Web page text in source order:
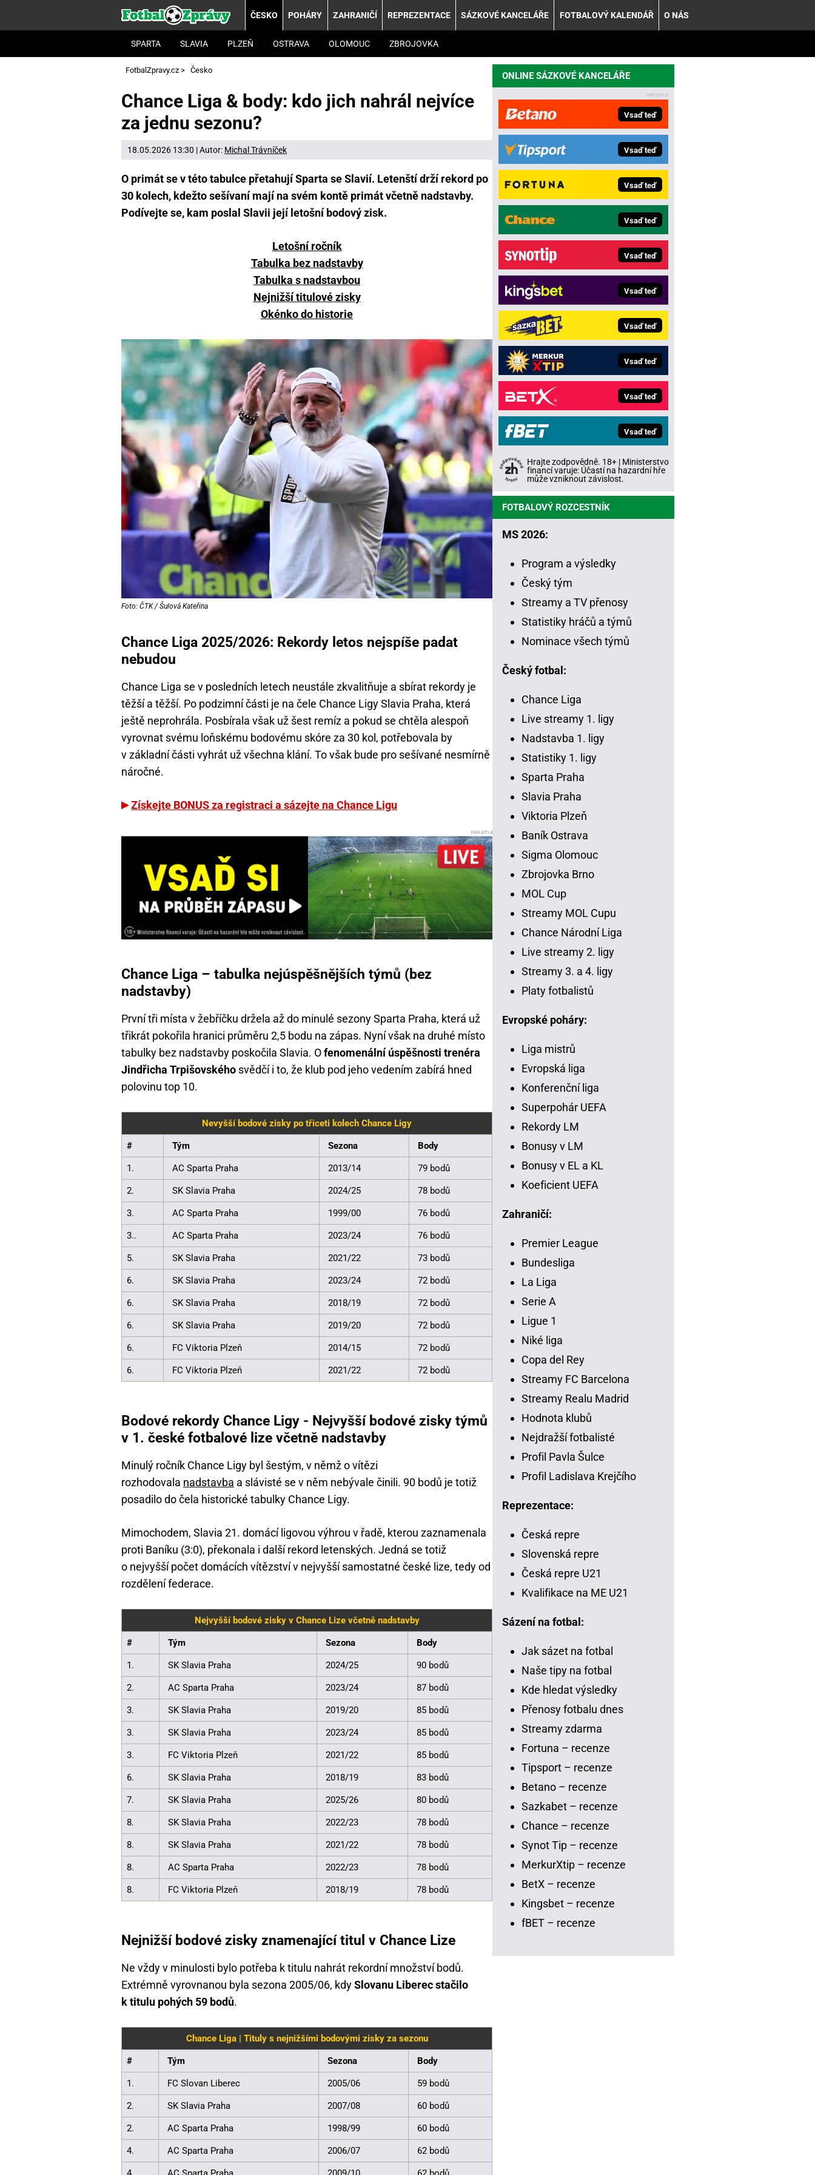
ČESKO
SPARTA SLAVIA PLZEŇ OSTRAVA OLOMOUC ZBROJOVKA
POHÁRY ZAHRANIČÍ REPREZENTACE SÁZKOVÉ KANCELÁŘE FOTBALOVÝ KALENDÁŘ O NÁS
FotbalZpravy.cz > Česko
Chance Liga & body: kdo jich nahrál nejvíce
za jednu sezonu?
18.05.2026 13:30 | Autor: Michal Trávníček
O primát se v této tabulce přetahují Sparta se Slavií. Letenští drží rekord po
30 kolech, kdežto sešívaní mají na svém kontě primát včetně nadstavby.
Podívejte se, kam poslal Slavii její letošní bodový zisk.
Letošní ročník
Tabulka bez nadstavby
Tabulka s nadstavbou
Nejnižší titulové zisky
Okénko do historie
Foto: ČTK / Šulová Kateřina
Chance Liga 2025/2026: Rekordy letos nejspíše padat
nebudou
Chance Liga se v posledních letech neustále zkvalitňuje a sbírat rekordy je
těžší a těžší. Po podzimní části je na čele Chance Ligy Slavia Praha, která
ještě neprohrála. Posbírala však už šest remíz a pokud se chtěla alespoň
vyrovnat svému loňskému bodovému skóre za 30 kol, potřebovala by
v základní části vyhrát už všechna klání. To však bude pro sešívané nesmírně
náročné.
Získejte BONUS za registraci a sázejte na Chance Ligu
Chance Liga – tabulka nejúspěšnějších týmů (bez
nadstavby)
První tři místa v žebříčku držela až do minulé sezony Sparta Praha, která už
třikrát pokořila hranici průměru 2,5 bodu na zápas. Nyní však na druhé místo
tabulky bez nadstavby poskočila Slavia. Ofenomenální úspěšnosti trenéra
Jindřicha Trpišovského svědčí i to, že klub pod jeho vedením zabírá hned
polovinu top 10.
Nevyšší bodové zisky po třiceti kolech Chance Ligy
# Tým Sezona Body
1. AC Sparta Praha 2013/14 79 bodů
2. SK Slavia Praha 2024/25 78 bodů
3. AC Sparta Praha 1999/00 76 bodů
3.. AC Sparta Praha 2023/24 76 bodů
5. SK Slavia Praha 2021/22 73 bodů
6. SK Slavia Praha 2023/24 72 bodů
6. SK Slavia Praha 2018/19 72 bodů
6. SK Slavia Praha 2019/20 72 bodů
6. FC Viktoria Plzeň 2014/15 72 bodů
6. FC Viktoria Plzeň 2021/22 72 bodů
Bodové rekordy Chance Ligy - Nejvyšší bodové zisky týmů
v 1. české fotbalové lize včetně nadstavby
Minulý ročník Chance Ligy byl šestým, v němž o vítězi
rozhodovala nadstavba a slávisté se v něm nebývale činili. 90 bodů je totiž
posadilo do čela historické tabulky Chance Ligy.
Mimochodem, Slavia 21. domácí ligovou výhrou v řadě, kterou zaznamenala
proti Baníku (3:0), překonala i další rekord letenských. Jedná se totiž
o nejvyšší počet domácích vítězství v nejvyšší samostatné české lize, tedy od
rozdělení federace.
Nejvyšší bodové zisky v Chance Lize včetně nadstavby
# Tým Sezona Body
1. SK Slavia Praha 2024/25 90 bodů
2. AC Sparta Praha 2023/24 87 bodů
3. SK Slavia Praha 2019/20 85 bodů
3. SK Slavia Praha 2023/24 85 bodů
3. FC Viktoria Plzeň 2021/22 85 bodů
6. SK Slavia Praha 2018/19 83 bodů
7. SK Slavia Praha 2025/26 80 bodů
8. SK Slavia Praha 2022/23 78 bodů
8. SK Slavia Praha 2021/22 78 bodů
8. AC Sparta Praha 2022/23 78 bodů
8. FC Viktoria Plzeň 2018/19 78 bodů
Nejnižší bodové zisky znamenající titul v Chance Lize
Ne vždy v minulosti bylo potřeba k titulu nahrát rekordní množství bodů.
Extrémně vyrovnanou byla sezona 2005/06, kdySlovanu Liberec stačilo
k titulu pohých 59 bodů.
Chance Liga | Tituly s nejnižšími bodovými zisky za sezonu
# Tým Sezona Body
1. FC Slovan Liberec 2005/06 59 bodů
2. SK Slavia Praha 2007/08 60 bodů
2. AC Sparta Praha 1998/99 60 bodů
4. AC Sparta Praha 2006/07 62 bodů
ONLINE SÁZKOVÉ KANCELÁŘE
Vsaď teď
Vsaď teď
Vsaď teď
Vsaď teď
Vsaď teď
Vsaď teď
Vsaď teď
Vsaď teď
Vsaď teď
Vsaď teď
Hrajte zodpovědně. 18+ | Ministerstvo
financí varuje: Účastí na hazardní hře
může vzniknout závislost.
FOTBALOVÝ ROZCESTNÍK
MS 2026:
Program a výsledky
Český tým
Streamy a TV přenosy
Statistiky hráčů a týmů
Nominace všech týmů
Český fotbal:
Chance Liga
Live streamy 1. ligy
Nadstavba 1. ligy
Statistiky 1. ligy
Sparta Praha
Slavia Praha
Viktoria Plzeň
Baník Ostrava
Sigma Olomouc
Zbrojovka Brno
MOL Cup
Streamy MOL Cupu
Chance Národní Liga
Live streamy 2. ligy
Streamy 3. a 4. ligy
Platy fotbalistů
Evropské poháry:
Liga mistrů
Evropská liga
Konferenční liga
Superpohár UEFA
Rekordy LM
Bonusy v LM
Bonusy v EL a KL
Koeficient UEFA
Zahraničí:
Premier League
Bundesliga
La Liga
Serie A
Ligue 1
Niké liga
Copa del Rey
Streamy FC Barcelona
Streamy Realu Madrid
Hodnota klubů
Nejdražší fotbalisté
Profil Pavla Šulce
Profil Ladislava Krejčího
Reprezentace:
Česká repre
Slovenská repre
Česká repre U21
Kvalifikace na ME U21
Sázení na fotbal:
Jak sázet na fotbal
Naše tipy na fotbal
Kde hledat výsledky
Přenosy fotbalu dnes
Streamy zdarma
Fortuna – recenze
Tipsport – recenze
Betano – recenze
Sazkabet – recenze
Chance – recenze
Synot Tip – recenze
MerkurXtip – recenze
BetX – recenze
Kingsbet – recenze
fBET – recenze